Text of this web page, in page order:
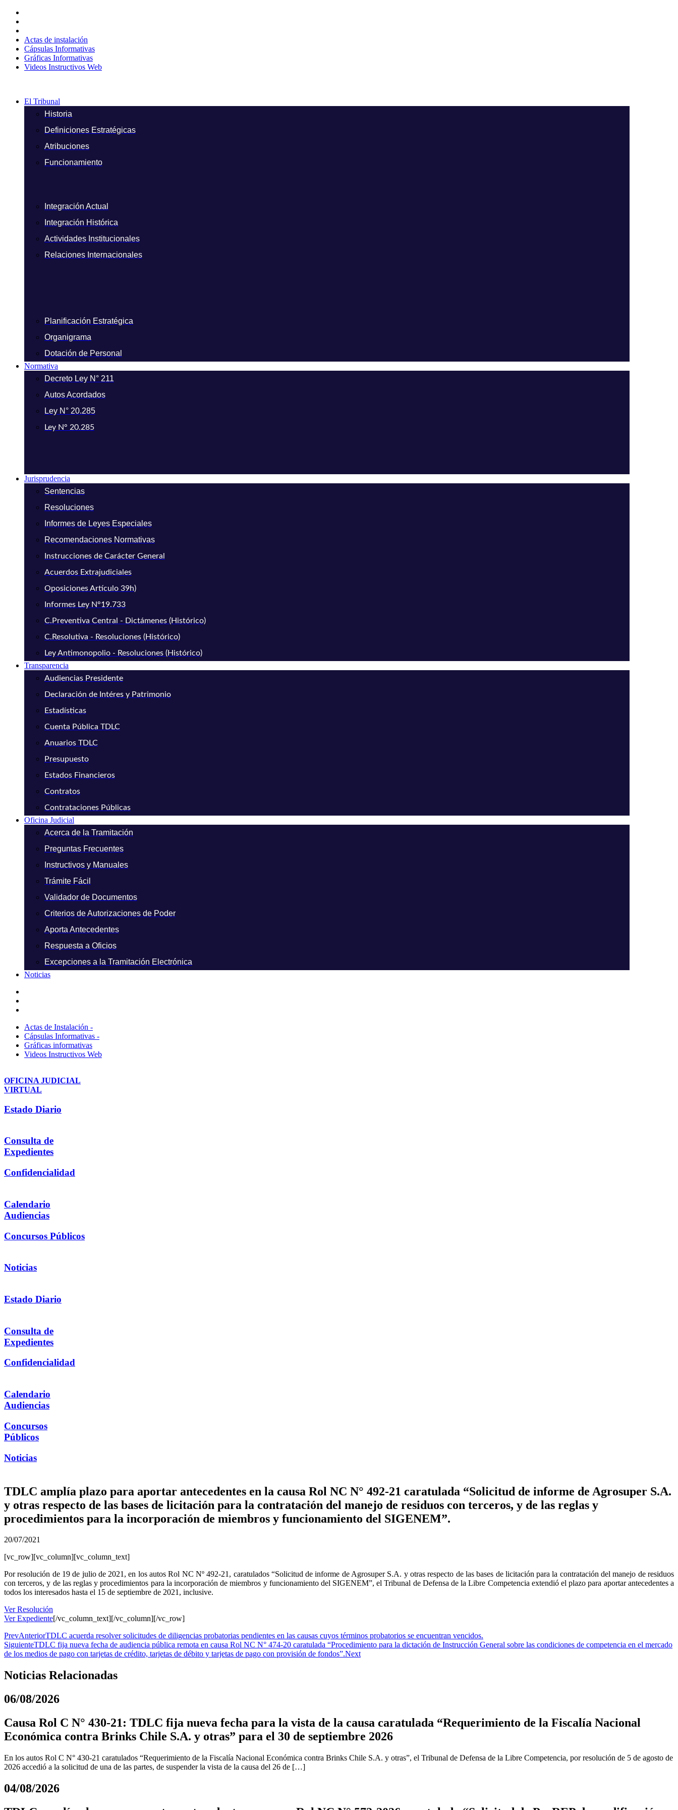
contenido
Actas de instalación
Cápsulas Informativas
Gráficas Informativas
Videos Instructivos Web
El Tribunal
Historia
Definiciones Estratégicas
Atribuciones
Funcionamiento
Integración Actual
Integración Histórica
Actividades Institucionales
Relaciones Internacionales
Planificación Estratégica
Organigrama
Dotación de Personal
Normativa
Decreto Ley N° 211
Autos Acordados
Ley N° 20.285
Ley N° 20.285
Jurisprudencia
Sentencias
Resoluciones
Informes de Leyes Especiales
Recomendaciones Normativas
Instrucciones de Carácter General
Acuerdos Extrajudiciales
Oposiciones Artículo 39h)
Informes Ley N°19.733
C.Preventiva Central - Dictámenes (Histórico)
C.Resolutiva - Resoluciones (Histórico)
Ley Antimonopolio - Resoluciones (Histórico)
Transparencia
Audiencias Presidente
Declaración de Intéres y Patrimonio
Estadísticas
Cuenta Pública TDLC
Anuarios TDLC
Presupuesto
Estados Financieros
Contratos
Contrataciones Públicas
Oficina Judicial
Acerca de la Tramitación
Preguntas Frecuentes
Instructivos y Manuales
Trámite Fácil
Validador de Documentos
Criterios de Autorizaciones de Poder
Aporta Antecedentes
Respuesta a Oficios
Excepciones a la Tramitación Electrónica
Noticias
Actas de Instalación -
Cápsulas Informativas -
Gráficas informativas
Videos Instructivos Web
OFICINA JUDICIAL
VIRTUAL
Estado Diario
Consulta de
Expedientes
Confidencialidad
Calendario
Audiencias
Concursos Públicos
Noticias
Estado Diario
Consulta de
Expedientes
Confidencialidad
Calendario
Audiencias
Concursos
Públicos
Noticias
TDLC amplía plazo para aportar antecedentes en la causa Rol NC N° 492-21 caratulada “Solicitud de informe de Agrosuper S.A.
y otras respecto de las bases de licitación para la contratación del manejo de residuos con terceros, y de las reglas y
procedimientos para la incorporación de miembros y funcionamiento del SIGENEM”.
20/07/2021
[vc_row][vc_column][vc_column_text]
Por resolución de 19 de julio de 2021, en los autos Rol NC Nº 492-21, caratulados “Solicitud de informe de Agrosuper S.A. y otras respecto de las bases de licitación para la contratación del manejo de residuos
con terceros, y de las reglas y procedimientos para la incorporación de miembros y funcionamiento del SIGENEM”, el Tribunal de Defensa de la Libre Competencia extendió el plazo para aportar antecedentes a
todos los interesados hasta el 15 de septiembre de 2021, inclusive.
Ver Resolución
Ver Expediente[/vc_column_text][/vc_column][/vc_row]
PrevAnteriorTDLC acuerda resolver solicitudes de diligencias probatorias pendientes en las causas cuyos términos probatorios se encuentran vencidos.
SiguienteTDLC fija nueva fecha de audiencia pública remota en causa Rol NC N° 474-20 caratulada “Procedimiento para la dictación de Instrucción General sobre las condiciones de competencia en el mercado
de los medios de pago con tarjetas de crédito, tarjetas de débito y tarjetas de pago con provisión de fondos”.Next
Noticias Relacionadas
06/08/2026
Causa Rol C N° 430-21: TDLC fija nueva fecha para la vista de la causa caratulada “Requerimiento de la Fiscalía Nacional
Económica contra Brinks Chile S.A. y otras” para el 30 de septiembre 2026
En los autos Rol C N° 430-21 caratulados “Requerimiento de la Fiscalía Nacional Económica contra Brinks Chile S.A. y otras”, el Tribunal de Defensa de la Libre Competencia, por resolución de 5 de agosto de
2026 accedió a la solicitud de una de las partes, de suspender la vista de la causa del 26 de […]
04/08/2026